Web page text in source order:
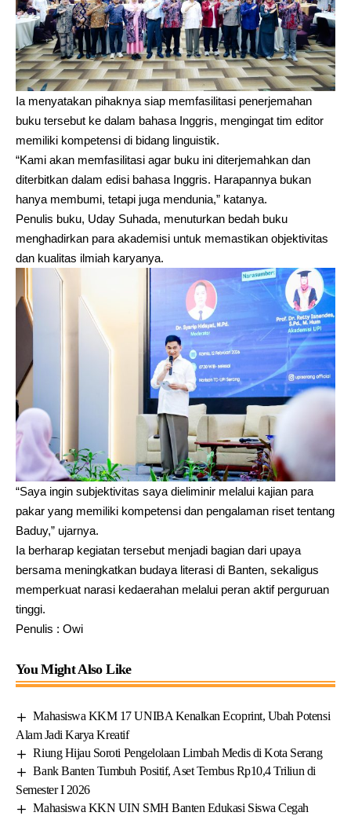
Ia menyatakan pihaknya siap memfasilitasi penerjemahan
buku tersebut ke dalam bahasa Inggris, mengingat tim editor
memiliki kompetensi di bidang linguistik.
“Kami akan memfasilitasi agar buku ini diterjemahkan dan
diterbitkan dalam edisi bahasa Inggris. Harapannya bukan
hanya membumi, tetapi juga mendunia,” katanya.
Penulis buku, Uday Suhada, menuturkan bedah buku
menghadirkan para akademisi untuk memastikan objektivitas
dan kualitas ilmiah karyanya.
“Saya ingin subjektivitas saya dieliminir melalui kajian para
pakar yang memiliki kompetensi dan pengalaman riset tentang
Baduy,” ujarnya.
Ia berharap kegiatan tersebut menjadi bagian dari upaya
bersama meningkatkan budaya literasi di Banten, sekaligus
memperkuat narasi kedaerahan melalui peran aktif perguruan
tinggi.
Penulis : Owi
You Might Also Like
Mahasiswa KKM 17 UNIBA Kenalkan Ecoprint, Ubah Potensi
Alam Jadi Karya Kreatif
Riung Hijau Soroti Pengelolaan Limbah Medis di Kota Serang
Bank Banten Tumbuh Positif, Aset Tembus Rp10,4 Triliun di
Semester I 2026
Mahasiswa KKN UIN SMH Banten Edukasi Siswa Cegah